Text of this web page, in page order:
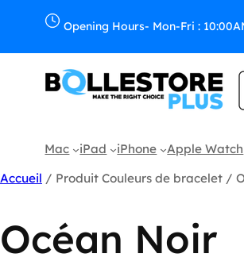
Opening Hours- Mon-Fri :
Mac iPad iPhone Apple Watch
Accueil / Produit Couleurs de bracelet /
Océan Noir